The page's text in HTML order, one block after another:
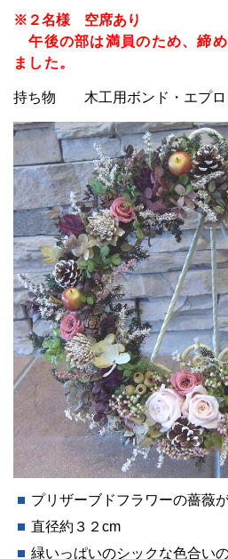
※２名様 空席あり
午後の部は満員のため、締
ました。
持ち物 木工用ボンド・エプロ
プリザーブドフラワーの薔薇
直径約３２cm
緑いっぱいのシックな色合い